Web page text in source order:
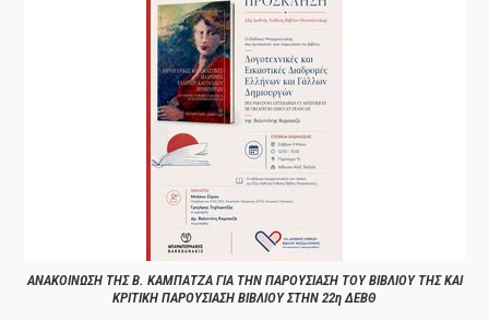
ΑΝΑΚΟΙΝΩΣΗ ΤΗΣ Β. ΚΑΜΠΑΤΖΑ ΓΙΑ ΤΗΝ ΠΑΡΟΥΣΙΑΣΗ ΤΟΥ ΒΙΒΛΙΟΥ ΤΗΣ ΚΑΙ
ΚΡΙΤΙΚΗ ΠΑΡΟΥΣΙΑΣΗ ΒΙΒΛΙΟΥ ΣΤΗΝ 22η ΔΕΒΘ